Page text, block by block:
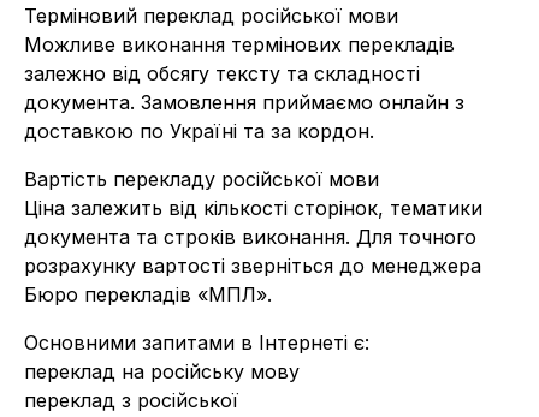
Терміновий переклад російської мови
Можливе виконання термінових перекладів
залежно від обсягу тексту та складності
документа. Замовлення приймаємо онлайн з
доставкою по Україні та за кордон.
Вартість перекладу російської мови
Ціна залежить від кількості сторінок, тематики
документа та строків виконання. Для точного
розрахунку вартості зверніться до менеджера
Бюро перекладів «МПЛ».
Основними запитами в Інтернеті є:
переклад на російську мову
переклад з російської